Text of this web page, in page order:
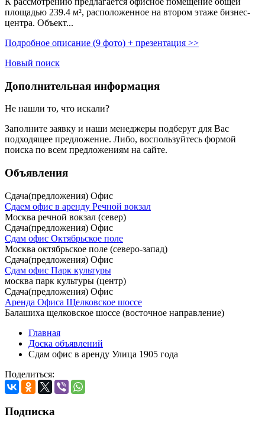
площадью 239.4 м²,­ расположенное на втором этаже бизнес-
центра. Объект...
Подробное описание (9 фото) + презентация >>
Новый поиск
Дополнительная информация
Не нашли то, что искали?
Заполните заявку и наши менеджеры подберут для Вас
подходящее предложение. Либо, воспользуйтесь формой
поиска по всем предложениям на сайте.
Объявления
Сдача(предложения) Офис
Сдаем офис в аренду Речной вокзал
Москва речной вокзал (север)
Сдача(предложения) Офис
Сдам офис Октябрьское поле
Москва октябрьское поле (северо-запад)
Сдача(предложения) Офис
Сдам офис Парк культуры
москва парк культуры (центр)
Сдача(предложения) Офис
Аренда Офиса Щелковское шоссе
Балашиха щелковское шоссе (восточное направление)
Главная
Доска объявлений
Сдам офис в аренду Улица 1905 года
Поделиться:
Подписка